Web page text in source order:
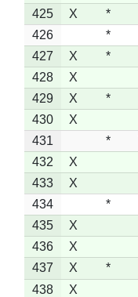
425
X *
426
*
427
X *
428
X
429
X *
430
X
431
*
432
X
433
X
434
*
435
X
436
X
437
X *
438
X